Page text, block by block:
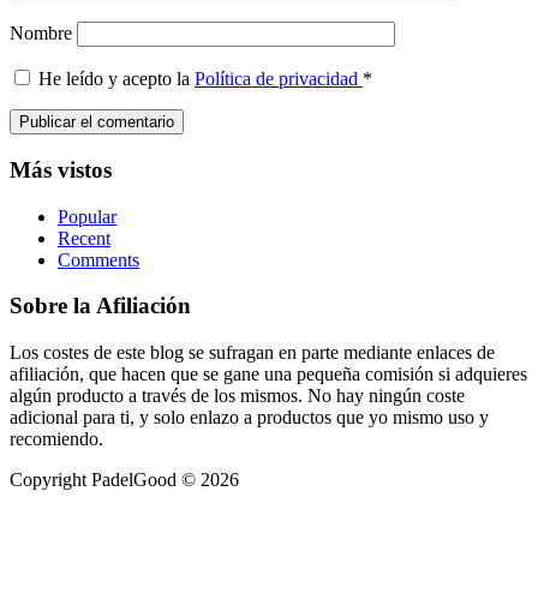
Nombre
He leído y acepto la Política de privacidad *
Barra
lateral
principal
Más vistos
Popular
Recent
Comments
Sobre la Afiliación
Los costes de este blog se sufragan en parte mediante enlaces de
afiliación, que hacen que se gane una pequeña comisión si adquieres
algún producto a través de los mismos. No hay ningún coste
adicional para ti, y solo enlazo a productos que yo mismo uso y
recomiendo.
Copyright PadelGood © 2026